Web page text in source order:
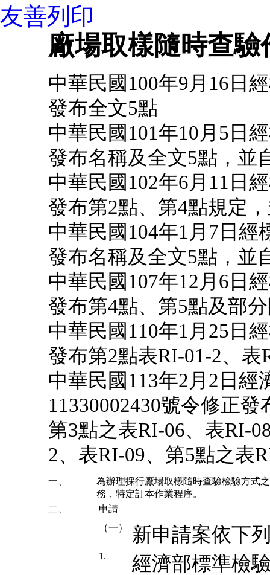
友善列印
廠場取樣隨時查驗
中華民國100年9月16日
發布全文5點
中華民國101年10月5日
發布名稱及全文5點，並
中華民國102年6月11日
發布第2點、第4點規定
中華民國104年1月7日經
發布名稱及全文5點，並
中華民國107年12月6日
發布第4點、第5點及部
中華民國110年1月25日
發布第2點表RI-01-2、
中華民國113年2月2日
11330002430號令修正
第3點之表RI-06、表RI-
2、表RI-09、第5點之表
一、
為辦理採行廠場取樣隨時查驗檢驗方式
務，特定訂本作業程序。
二、
申請
（一）
新申請案依下
1.
經濟部標準檢